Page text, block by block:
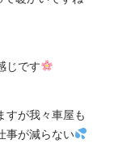
じです
すが我々車屋も
事が減らない